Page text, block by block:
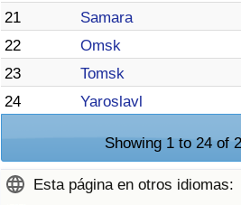
21
Samara
22
Omsk
23
Tomsk
24
Yaroslavl
Showing 1 to 24 of
Esta página en otros idiomas: